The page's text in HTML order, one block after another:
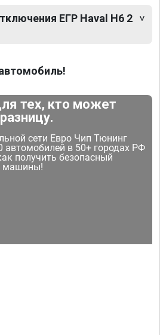
ЕГР Haval H6 2
тех, кто может
сети Евро Чип Тюнинг
автомобилей в 50+ городах РФ
получить безопасный
машины!